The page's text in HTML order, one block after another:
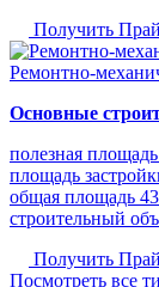
Получить
Ремонтно-
Основные
полезная
площадь
общая площадь
строительный
Получить
Посмотреть все